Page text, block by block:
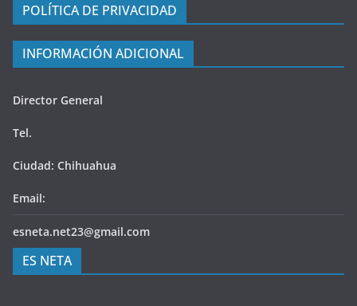
POLÍTICA DE PRIVACIDAD
INFORMACIÓN ADICIONAL
Director General
Tel.
Ciudad: Chihuahua
Email:
esneta.net23@gmail.com
ES NETA